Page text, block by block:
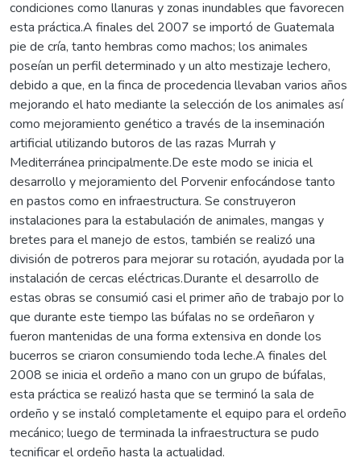
condiciones como llanuras y zonas inundables que favorecen
esta práctica.A finales del 2007 se importó de Guatemala
pie de cría, tanto hembras como machos; los animales
poseían un perfil determinado y un alto mestizaje lechero,
debido a que, en la finca de procedencia llevaban varios años
mejorando el hato mediante la selección de los animales así
como mejoramiento genético a través de la inseminación
artificial utilizando butoros de las razas Murrah y
Mediterránea principalmente.De este modo se inicia el
desarrollo y mejoramiento del Porvenir enfocándose tanto
en pastos como en infraestructura. Se construyeron
instalaciones para la estabulación de animales, mangas y
bretes para el manejo de estos, también se realizó una
división de potreros para mejorar su rotación, ayudada por la
instalación de cercas eléctricas.Durante el desarrollo de
estas obras se consumió casi el primer año de trabajo por lo
que durante este tiempo las búfalas no se ordeñaron y
fueron mantenidas de una forma extensiva en donde los
bucerros se criaron consumiendo toda leche.A finales del
2008 se inicia el ordeño a mano con un grupo de búfalas,
esta práctica se realizó hasta que se terminó la sala de
ordeño y se instaló completamente el equipo para el ordeño
mecánico; luego de terminada la infraestructura se pudo
tecnificar el ordeño hasta la actualidad.